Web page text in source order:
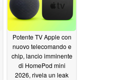
Potente TV Apple con
nuovo telecomando e
chip, lancio imminente
di HomePod mini
2026, rivela un leak